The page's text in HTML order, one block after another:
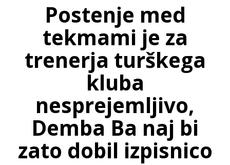
Postenje med
tekmami je za
trenerja turškega
kluba
nesprejemljivo,
Demba Ba naj bi
zato dobil izpisnico